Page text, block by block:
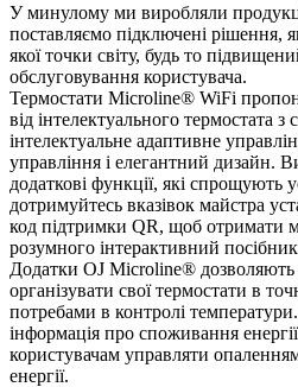
У минулому ми виробляли
поставляємо підключені рішення,
якої точки світу, будь то
обслуговування користувача.
Термостати Microline® WiFi
від інтелектуального термостата
інтелектуальне адаптивне
управління і елегантний дизайн.
додаткові функції, які спрощують
дотримуйтесь вказівок майстра
код підтримки QR, щоб отримати
розумного інтерактивний
Додатки OJ Microline® дозволяють
організувати свої термостати в
потребами в контролі
інформація про споживання
користувачам управляти
енергії.